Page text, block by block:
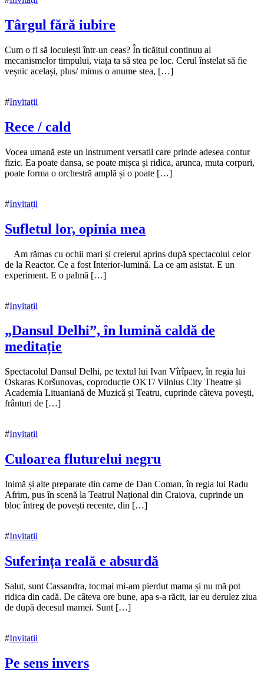
Târgul fără iubire
15
noiembrie
202115
Cum o fi să locuiești într-un ceas? În ticăitul continuu al
mecanismelor timpului, viața ta să stea pe loc. Cerul înstelat să fie
veșnic același, plus/ minus o anume stea, […]
#Invitații
Rece / cald
15
noiembrie
2021
Vocea umană este un instrument versatil care prinde adesea contur
fizic. Ea poate dansa, se poate mișca și ridica, arunca, muta corpuri,
poate forma o orchestră amplă și o poate […]
#Invitații
Sufletul lor, opinia mea
noiembrie
202115
Am rămas cu ochii mari și creierul aprins după spectacolul celor
de la Reactor. Ce a fost Interior-lumină. La ce am asistat. E un
experiment. E o palmă […]
#Invitații
„Dansul Delhi”, în lumină caldă de
meditație
15
noiembrie
202115
noiembrie
Spectacolul Dansul Delhi, pe textul lui Ivan Vîrîpaev, în regia lui
Oskaras Koršunovas, coproducție OKT/ Vilnius City Theatre și
Academia Lituaniană de Muzică și Teatru, cuprinde câteva povești,
frânturi de […]
#Invitații
Culoarea fluturelui negru
15
noiembrie
202115
Inimă și alte preparate din carne de Dan Coman, în regia lui Radu
Afrim, pus în scenă la Teatrul Național din Craiova, cuprinde un
bloc întreg de povești recente, din […]
#Invitații
Suferința reală e absurdă
15
noiembrie
2021
Salut, sunt Cassandra, tocmai mi-am pierdut mama și nu mă pot
ridica din cadă. De câteva ore bune, apa s-a răcit, iar eu derulez ziua
de după decesul mamei. Sunt […]
#Invitații
Pe sens invers